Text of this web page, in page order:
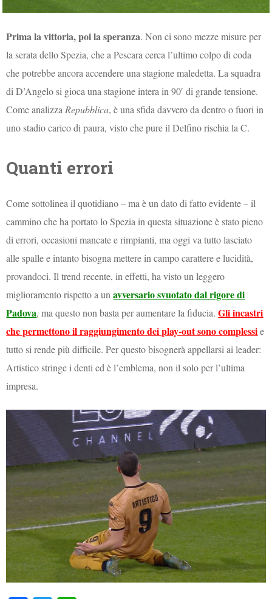
Prima la vittoria, poi la speranza. Non ci sono mezze misure per
la serata dello Spezia, che a Pescara cerca l’ultimo colpo di coda
che potrebbe ancora accendere una stagione maledetta. La squadra
di D’Angelo si gioca una stagione intera in 90′ di grande tensione.
Come analizza Repubblica, è una sfida davvero da dentro o fuori in
uno stadio carico di paura, visto che pure il Delfino rischia la C.
Quanti errori
Come sottolinea il quotidiano – ma è un dato di fatto evidente – il
cammino che ha portato lo Spezia in questa situazione è stato pieno
di errori, occasioni mancate e rimpianti, ma oggi va tutto lasciato
alle spalle e intanto bisogna mettere in campo carattere e lucidità,
provandoci. Il trend recente, in effetti, ha visto un leggero
miglioramento rispetto a unavversario svuotato dal rigore di
Padova, ma questo non basta per aumentare la fiducia.Gli incastri
che permettono il raggiungimento dei play-out sono complessie
tutto si rende più difficile. Per questo bisognerà appellarsi ai leader:
Artistico stringe i denti ed è l’emblema, non il solo per l’ultima
impresa.